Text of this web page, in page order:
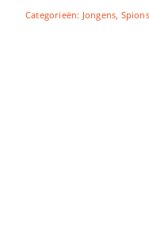
Categorieën: Jongens,